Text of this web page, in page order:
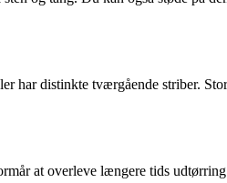
har distinkte tværgående striber.
at overleve længere tids